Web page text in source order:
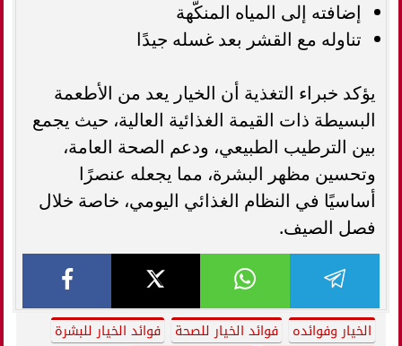
إضافته إلى المياه المنكّهة
تناوله مع القشر بعد غسله جيدًا
يؤكد خبراء التغذية أن الخيار يعد من الأطعمة
البسيطة ذات القيمة الغذائية العالية، حيث يجمع
بين الترطيب الطبيعي، ودعم الصحة العامة،
وتحسين مظهر البشرة، مما يجعله عنصرًا
أساسيًا في النظام الغذائي اليومي، خاصة خلال
فصل الصيف.
الخيار وفوائده فوائد الخيار للصحة
فوائد الخيار للبشرة